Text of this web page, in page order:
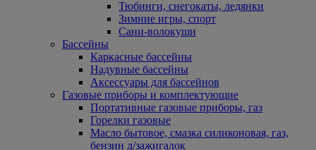
Тюбинги, снегокаты, ледянки
Зимние игры, спорт
Сани-волокуши
Бассейны
Каркасные бассейны
Надувные бассейны
Аксессуары для бассейнов
Газовые приборы и комплектующие
Портативные газовые приборы, газ
Горелки газовые
Масло бытовое, смазка силиконовая, газ,
бензин д/зажигалок